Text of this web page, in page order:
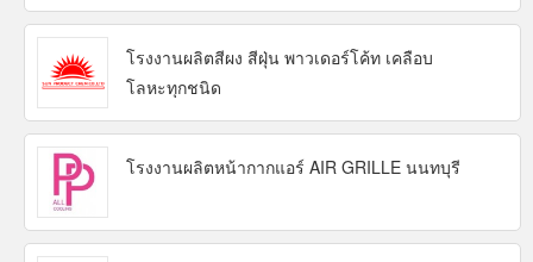
โรงงานผลิตสีผง สีฝุ่น พาวเดอร์โค้ท เคลือบ
โลหะทุกชนิด
โรงงานผลิตหน้ากากแอร์ AIR GRILLE นนทบุรี